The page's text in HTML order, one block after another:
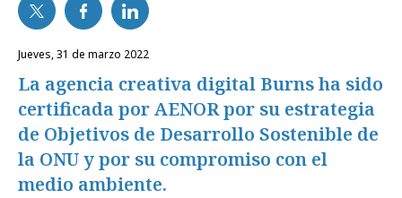
jueves, 31 de marzo 2022
La agencia creativa digital Burns ha sido
certificada por AENOR por su estrategia
de Objetivos de Desarrollo Sostenible de
la ONU y por su compromiso con el
medio ambiente.